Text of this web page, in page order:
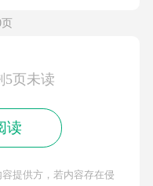
5页未读
读
提供方，若内容存在侵